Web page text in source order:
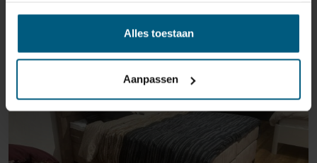
Alles toestaan
Aanpassen
AUSSTELLUNGSRAUM MAASTRICHT